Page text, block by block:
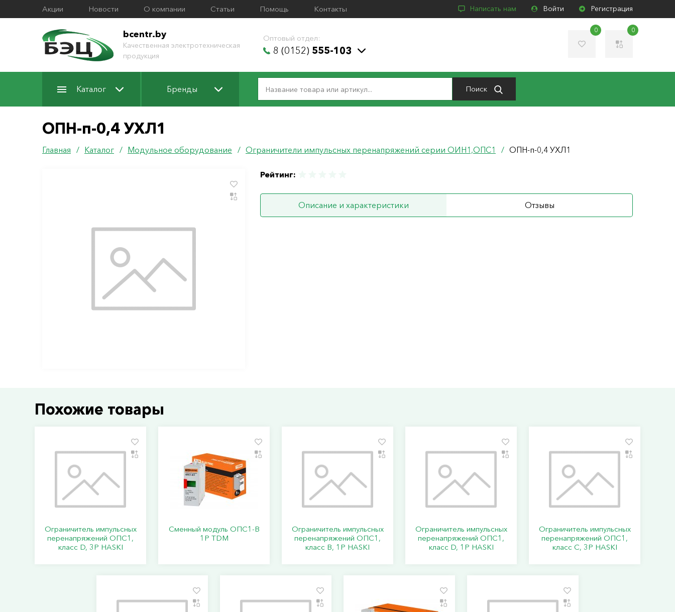
Акции Новости О компании Статьи Помощь Контакты Написать нам Войти Регистрация
bcentr.by
Качественная электротехническая
продукция
Оптовый отдел:
8 (0152) 555-103
0 0
Каталог Бренды Поиск
ОПН-п-0,4 УХЛ1
Главная / Каталог / Модульное оборудование / Ограничители импульсных перенапряжений серии ОИН1,ОПС1 / ОПН-п-0,4 УХЛ1
Рейтинг:
Описание и характеристики Отзывы
Похожие товары
Ограничитель импульсных
перенапряжений ОПС1,
класс D, 3P HASKI
Сменный модуль ОПС1-B
1P TDM
Ограничитель импульсных
перенапряжений ОПС1,
класс В, 1P HASKI
Ограничитель импульсных
перенапряжений ОПС1,
класс D, 1P HASKI
Ограничитель импульсных
перенапряжений ОПС1,
класс C, 3P HASKI